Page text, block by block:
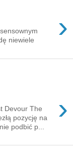
›
niewiele
›
Devour The
pozycję na
podbić p...